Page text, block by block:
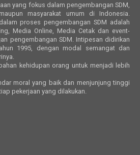
yang fokus dalam pengembangan SDM,
masyarakat umum di Indonesia.
proses pengembangan SDM adalah
Media Online, Media Cetak dan event-
pengembangan SDM. Intipesan didirikan
1995, dengan modal semangat dan
kehidupan orang untuk menjadi lebih
moral yang baik dan menjunjung tinggi
pekerjaan yang dilakukan.